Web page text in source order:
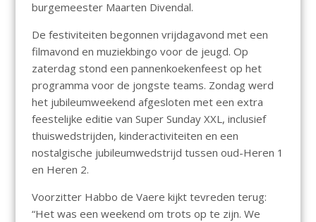
burgemeester Maarten Divendal.
De festiviteiten begonnen vrijdagavond met een
filmavond en muziekbingo voor de jeugd. Op
zaterdag stond een pannenkoekenfeest op het
programma voor de jongste teams. Zondag werd
het jubileumweekend afgesloten met een extra
feestelijke editie van Super Sunday XXL, inclusief
thuiswedstrijden, kinderactiviteiten en een
nostalgische jubileumwedstrijd tussen oud-Heren 1
en Heren 2.
Voorzitter Habbo de Vaere kijkt tevreden terug:
“Het was een weekend om trots op te zijn. We